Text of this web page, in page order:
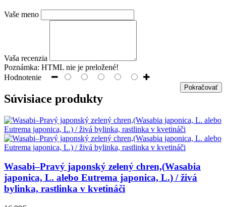
Vaše meno
Vaša recenzia
Poznámka: HTML nie je preložené!
Hodnotenie
Pokračovať
Súvisiace produkty
Wasabi–Pravý japonský zelený chren,(Wasabia
japonica, L. alebo Eutrema japonica, L.) / živá
bylinka, rastlinka v kvetináči